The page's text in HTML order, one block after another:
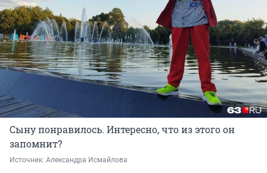
Сыну понравилось. Интересно, что из этого он
запомнит?
Источник: Александра Исмайлова